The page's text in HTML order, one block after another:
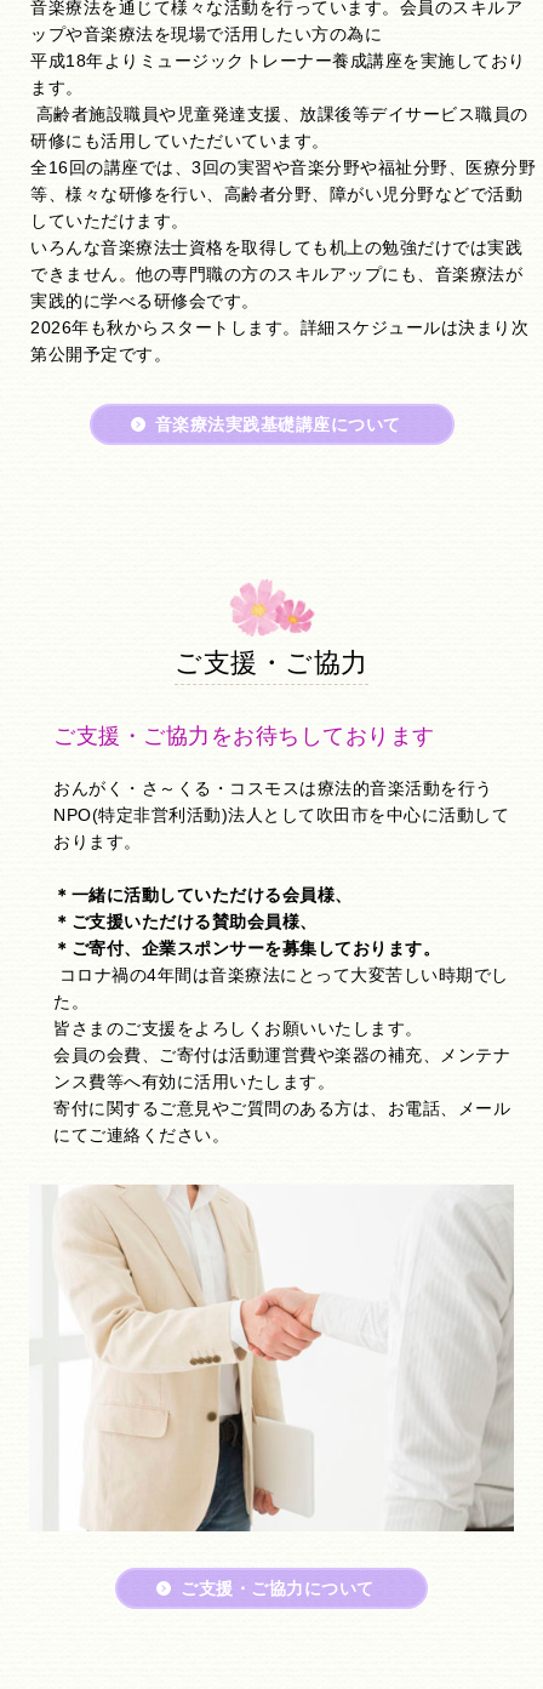
音楽療法を通じて様々な活動を行っています。会員のスキルア
ップや音楽療法を現場で活用したい方の為に
平成18年よりミュージックトレーナー養成講座を実施しており
ます。
高齢者施設職員や児童発達支援、放課後等デイサービス職員の
研修にも活用していただいています。
全16回の講座では、3回の実習や音楽分野や福祉分野、医療分野
等、様々な研修を行い、高齢者分野、障がい児分野などで活動
していただけます。
いろんな音楽療法士資格を取得しても机上の勉強だけでは実践
できません。他の専門職の方のスキルアップにも、音楽療法が
実践的に学べる研修会です。
2026年も秋からスタートします。詳細スケジュールは決まり次
第公開予定です。
音楽療法実践基礎講座について
ご支援・ご協力
ご支援・ご協力をお待ちしております
おんがく・さ～くる・コスモスは療法的音楽活動を行う
NPO(特定非営利活動)法人として吹田市を中心に活動して
おります。
＊一緒に活動していただける会員様、
＊ご支援いただける賛助会員様、
＊ご寄付、企業スポンサーを募集しております。
コロナ禍の4年間は音楽療法にとって大変苦しい時期でし
た。
皆さまのご支援をよろしくお願いいたします。
会員の会費、ご寄付は活動運営費や楽器の補充、メンテナ
ンス費等へ有効に活用いたします。
寄付に関するご意見やご質問のある方は、お電話、メール
にてご連絡ください。
ご支援・ご協力について